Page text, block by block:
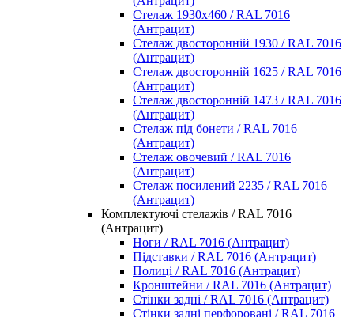
Стелаж 1930х460 / RAL 7016
(Антрацит)
Стелаж двосторонній 1930 / RAL 7016
(Антрацит)
Стелаж двосторонній 1625 / RAL 7016
(Антрацит)
Стелаж двосторонній 1473 / RAL 7016
(Антрацит)
Стелаж під бонети / RAL 7016
(Антрацит)
Стелаж овочевий / RAL 7016
(Антрацит)
Стелаж посилений 2235 / RAL 7016
(Антрацит)
Комплектуючі стелажів / RAL 7016
(Антрацит)
Ноги / RAL 7016 (Антрацит)
Підставки / RAL 7016 (Антрацит)
Полиці / RAL 7016 (Антрацит)
Кронштейни / RAL 7016 (Антрацит)
Стінки задні / RAL 7016 (Антрацит)
Стінки задні перфоровані / RAL 7016